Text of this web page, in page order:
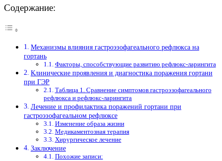
Содержание:
Механизмы влияния гастроэзофагеального рефлюкса на
гортань
Факторы, способствующие развитию рефлюкс-ларингита
Клинические проявления и диагностика поражения гортани
при ГЭР
Таблица 1. Сравнение симптомов гастроэзофагеального
рефлюкса и рефлюкс-ларингита
Лечение и профилактика поражений гортани при
гастроэзофагеальном рефлюксе
Изменение образа жизни
Медикаментозная терапия
Хирургическое лечение
Заключение
Похожие записи: